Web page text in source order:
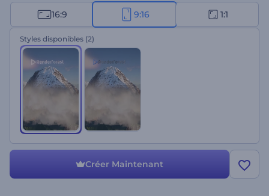
minutes. Parfait pour les introductions d'entreprises, les ouvertures
de présentations, les publicités télévisées et autres projets de
marque. Essayez ce modèle immédiatement et gratuitement !
16:9 9:16 1:1
Styles disponibles (2)
Créer Maintenant